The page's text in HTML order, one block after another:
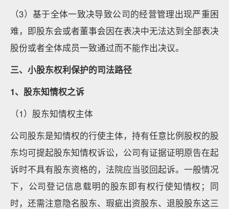
（3）基于全体一致决导致公司的经营管理出现严重困
难，即股东会或者董事会因在表决中无法达到全部表决
股份或者全体成员一致通过而不能作出决议。
三、小股东权利保护的司法路径
1、股东知情权之诉
（1）股东知情权主体
公司股东是知情权的行使主体，持有任意比例股权的股
东均可提起股东知情权诉讼，公司有证据证明原告在起
诉时不具有股东资格的，法院应当驳回起诉。一般情况
下，公司登记信息载明的股东即有权行使知情权；同
时，还需注意隐名股东、瑕疵出资股东、退股股东这三